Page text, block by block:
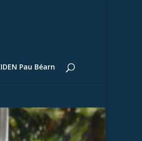
Pau Béarn